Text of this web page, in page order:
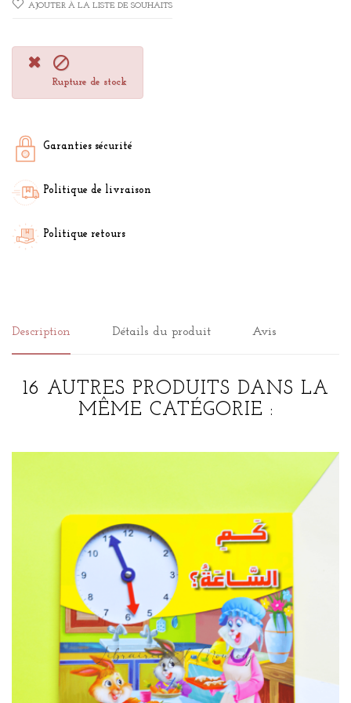
AJOUTER À LA LISTE DE SOUHAITS

Rupture de stock
Garanties sécurité
Politique de livraison
Politique retours
Description Détails du produit Avis
16 AUTRES PRODUITS DANS LA
MÊME CATÉGORIE :